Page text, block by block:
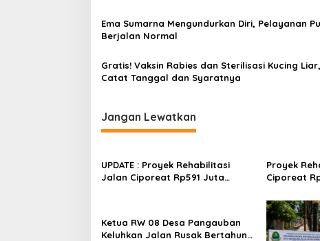
s
Ema Sumarna Mengundurkan Diri, Pelayanan
Berjalan Normal
Gratis! Vaksin Rabies dan Sterilisasi Kucing Liar,
Catat Tanggal dan Syaratnya
Jangan Lewatkan
UPDATE : Proyek Rehabilitasi
Jalan Ciporeat Rp591 Juta
Proyek
Ciporeat
Baru 3–4
Berikan
Ketua RW 08 Desa Pangauban
Keluhkan Jalan Rusak Bertahun-